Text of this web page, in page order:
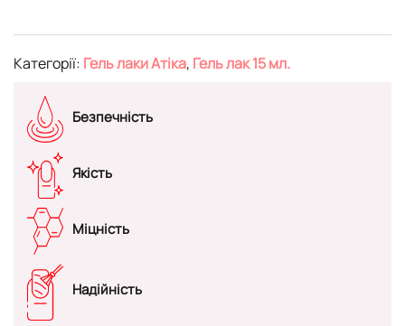
Категорії: Гель лаки Атіка, Гель лак 15 мл.
Безпечність
Якість
Міцність
Надійність